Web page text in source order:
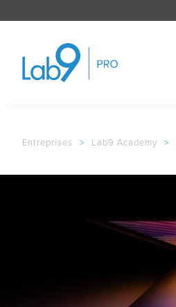
Entreprises > Lab9 Academy >